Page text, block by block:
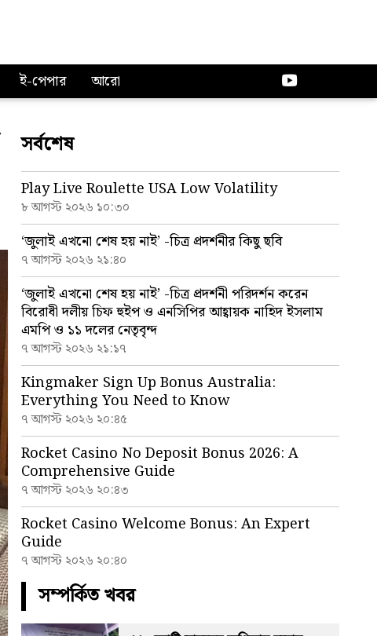
ই-পেপার আরো
সর্বশেষ
Play Live Roulette USA Low Volatility
৮ আগস্ট ২০২৬ ১০:৩০
‘জুলাই এখনো শেষ হয় নাই’ -চিত্র প্রদর্শনীর কিছু ছবি
৭ আগস্ট ২০২৬ ২১:৪০
‘জুলাই এখনো শেষ হয় নাই’ -চিত্র প্রদর্শনী পরিদর্শন করেন
বিরোধী দলীয় চিফ হুইপ ও এনসিপির আহ্বায়ক নাহিদ ইসলাম
এমপি ও ১১ দলের নেতৃবৃন্দ
৭ আগস্ট ২০২৬ ২১:১৭
Kingmaker Sign Up Bonus Australia:
Everything You Need to Know
৭ আগস্ট ২০২৬ ২০:৪৫
Rocket Casino No Deposit Bonus 2026: A
Comprehensive Guide
৭ আগস্ট ২০২৬ ২০:৪৩
Rocket Casino Welcome Bonus: An Expert
Guide
৭ আগস্ট ২০২৬ ২০:৪০
সম্পর্কিত খবর